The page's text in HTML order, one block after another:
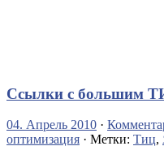
Ссылки с большим
04. Апрель 2010 ·
оптимизация · Метки: Тиц,